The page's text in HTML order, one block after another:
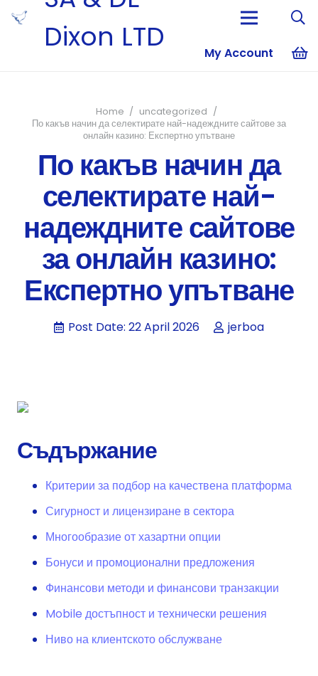
Dixon LTD
My Account
Home / uncategorized /
По какъв начин да селектирате най-надеждните сайтове за
онлайн казино: Експертно упътване
По какъв начин да
селектирате най-
надеждните сайтове
за онлайн казино:
Експертно упътване
Post Date:22 April 2026 jerboa
Съдържание
Критерии за подбор на качествена платформа
Сигурност и лицензиране в сектора
Многообразие от хазартни опции
Бонуси и промоционални предложения
Финансови методи и финансови транзакции
Mobile достъпност и технически решения
Ниво на клиентското обслужване